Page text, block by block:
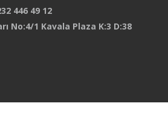
446 49 12
No:4/1 Kavala Plaza K:3 D:38